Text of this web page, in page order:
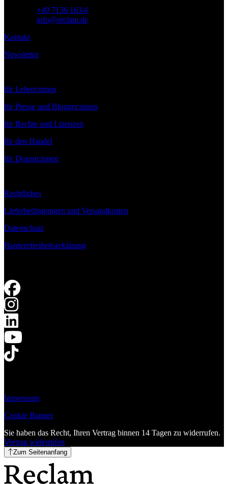
+49 7156 163-0
info@reclam.de
Kontakt
Newsletter
für Lehrer:innen
für Presse und Blogger:innen
für Rechte und Lizenzen
für den Handel
für Dozent:innen
Rechtliches
Lieferbedingungen und Versandkosten
Datenschutz
Barrierefreiheitserklärung
Impressum
Cookie Banner
Sie haben das Recht, Ihren Vertrag binnen 14 Tagen zu widerrufen.
Vertrag widerrufen
Zum Seitenanfang